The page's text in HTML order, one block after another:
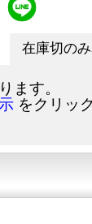
在庫切の
ます。
をクリッ